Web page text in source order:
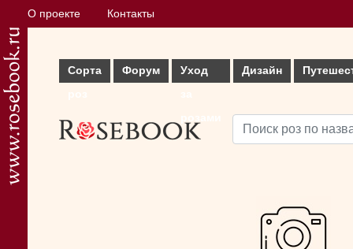
О проекте Контакты
Сорта
Форум
Уход
Дизайн